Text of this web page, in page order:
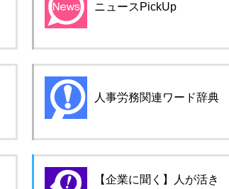
ニュースPickUp
人事労務関連ワード辞典
【企業に聞く】人が活き